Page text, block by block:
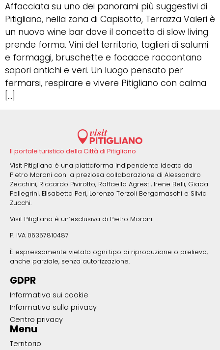
Affacciata su uno dei panorami più suggestivi di
Pitigliano, nella zona di Capisotto, Terrazza Valeri è
un nuovo wine bar dove il concetto di slow living
prende forma. Vini del territorio, taglieri di salumi
e formaggi, bruschette e focacce raccontano
sapori antichi e veri. Un luogo pensato per
fermarsi, respirare e vivere Pitigliano con calma
[…]
Il portale turistico della Città di Pitigliano
Visit Pitigliano è una piattaforma indipendente ideata da
Pietro Moroni con la preziosa collaborazione di Alessandro
Zecchini, Riccardo Pivirotto, Raffaella Agresti, Irene Belli, Giada
Pellegrini, Elisabetta Peri, Lorenzo Terzoli Bergamaschi e Silvia
Zucchi.
Visit Pitigliano è un’esclusiva di Pietro Moroni.
P. IVA 06357810487
È espressamente vietato ogni tipo di riproduzione o prelievo,
anche parziale, senza autorizzazione.
GDPR
Informativa sui cookie
Informativa sulla privacy
Centro privacy
Menu
Territorio